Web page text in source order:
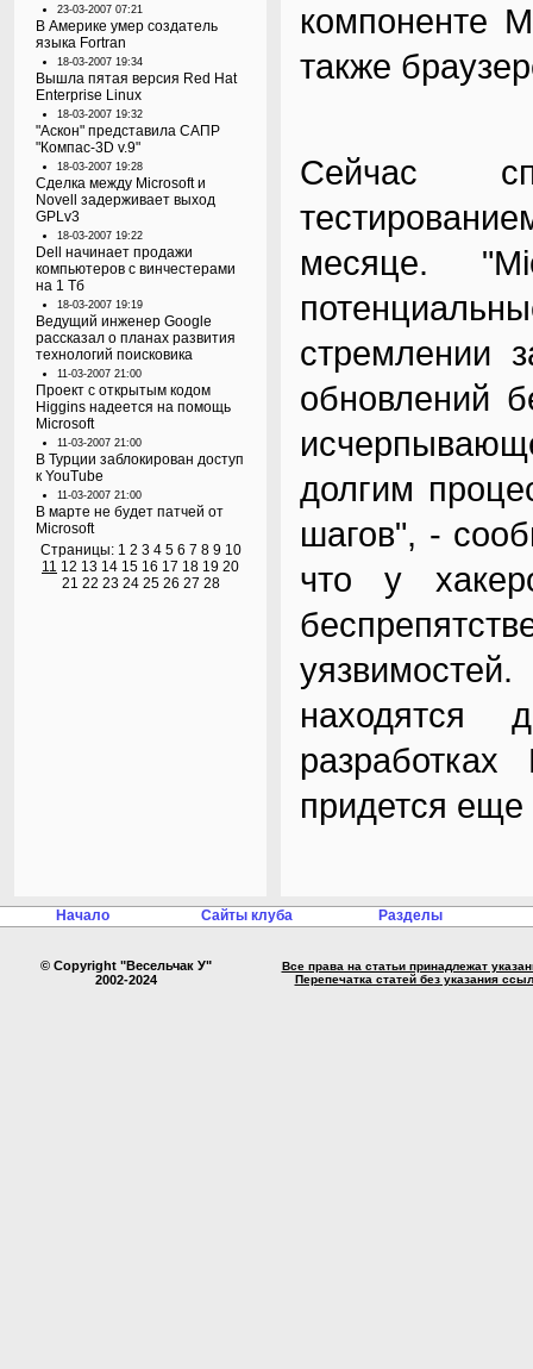
23-03-2007 07:21
В Америке умер создатель
языка Fortran
18-03-2007 19:34
Вышла пятая версия Red Hat
Enterprise Linux
18-03-2007 19:32
"Аскон" представила САПР
"Компас-3D v.9"
18-03-2007 19:28
Сделка между Microsoft и
Novell задерживает выход
GPLv3
18-03-2007 19:22
Dell начинает продажи
компьютеров с винчестерами
на 1 Тб
18-03-2007 19:19
Ведущий инженер Google
рассказал о планах развития
технологий поисковика
11-03-2007 21:00
Проект с открытым кодом
Higgins надеется на помощь
Microsoft
11-03-2007 21:00
В Турции заблокирован доступ
к YouTube
11-03-2007 21:00
В марте не будет патчей от
Microsoft
Страницы: 1 2 3 4 5 6 7 8 9 10
11 12 13 14 15 16 17 18 19 20
21 22 23 24 25 26 27 28
компоненте
также
Сейчас
месяце.
стремлении
обновлений
долгим
шагов", -
что у
находятся
придется еще
Начало Сайты клуба Разделы
© Copyright "Весельчак У"
2002-2024
Все права на статьи принадлежат
Перепечатка статей без указания